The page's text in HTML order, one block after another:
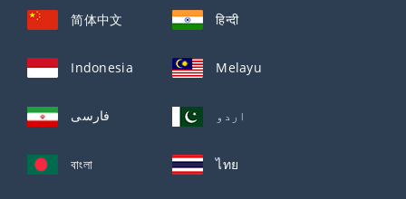
简体中文 हिन्दी
Indonesia Melayu
فارسی اردو
বাংলা ไทย